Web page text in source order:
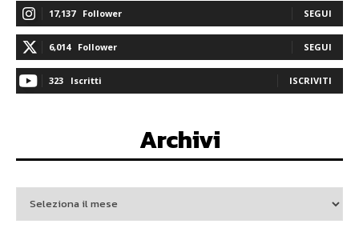
17,137 Follower SEGUI
6,014 Follower SEGUI
323 Iscritti ISCRIVITI
Archivi